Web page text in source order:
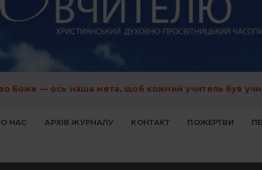
Боже — ось наша мета, щоб кожний учитель був
НАС АРХІВ ЖУРНАЛУ КОНТАКТ ПОЖЕРТВИ